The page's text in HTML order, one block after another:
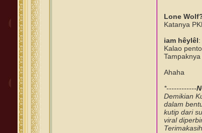
Lone
Katanya
iam hêylêl:
Kalao
Ahaha
*------------
Demikian
dalam
kutip dari
viral